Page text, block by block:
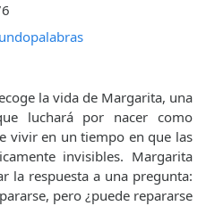
la vida de Margarita, una
luchará por nacer como
vivir en un tiempo en que las
invisibles. Margarita
la respuesta a una pregunta:
pero ¿puede repararse